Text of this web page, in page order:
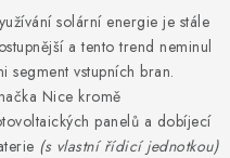
solární energie je stále
a tento trend neminul
segment vstupních bran.
Nice kromě
panelů a dobíjecí
(s vlastní řídicí jednotkou)